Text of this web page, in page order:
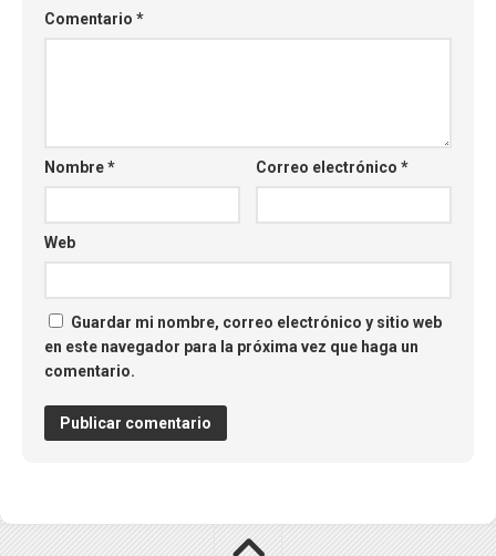
Comentario *
Nombre* Correo electrónico*
Web
Guardar mi nombre, correo electrónico y sitio web
en este navegador para la próxima vez que haga un
comentario.